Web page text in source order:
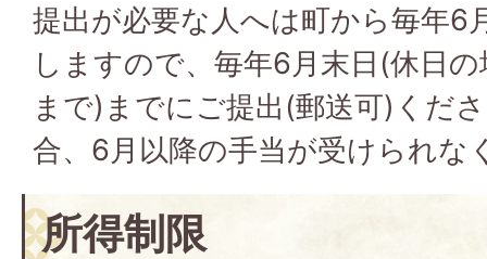
提出が必要な人へは町から毎年6
しますので、毎年6月末日(休日
まで)までにご提出(郵送可)くだ
合、6月以降の手当が受けられな
所得制限